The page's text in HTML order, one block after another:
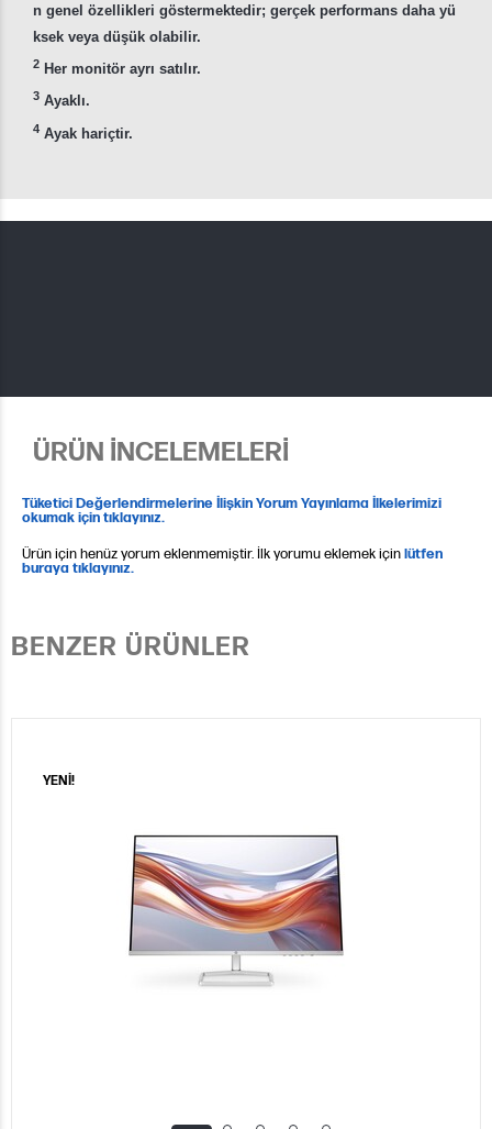
n genel özellikleri göstermektedir; gerçek performans daha yü
ksek veya düşük olabilir.
2 Her monitör ayrı satılır.
3 Ayaklı.
4 Ayak hariçtir.
ÜRÜN İNCELEMELERİ
Tüketici Değerlendirmelerine İlişkin Yorum Yayınlama İlkelerimizi
okumak için tıklayınız.
Ürün için henüz yorum eklenmemiştir. İlk yorumu eklemek içinlütfen
buraya tıklayınız.
BENZER ÜRÜNLER
YENİ!